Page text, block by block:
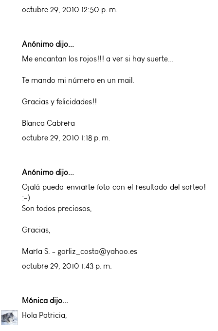
octubre 29, 2010 12:50 p. m.
Anónimo dijo...
Me encantan los rojos!!! a ver si hay suerte...
Te mando mi número en un mail.
Gracias y felicidades!!
Blanca Cabrera
octubre 29, 2010 1:18 p. m.
Anónimo dijo...
Ojalá pueda enviarte foto con el resultado del sorteo!
:-)
Son todos preciosos,
Gracias,
María S. - gorliz_costa@yahoo.es
octubre 29, 2010 1:43 p. m.
Mónica dijo...
Hola Patricia,